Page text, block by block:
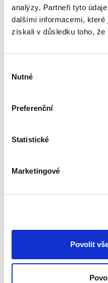
analýzy. Partneři tyto
dalšími informacemi,
získali v důsledku toho, že
souhlasu
Nutné
Preferenční
Statistické
Marketingové
Povolit
Jan Svoboda
která se s tímto